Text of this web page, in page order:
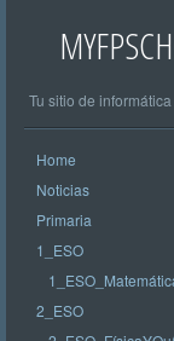
Tu sitio de
Home
Noticias
Primaria
1_ESO
2_ESO